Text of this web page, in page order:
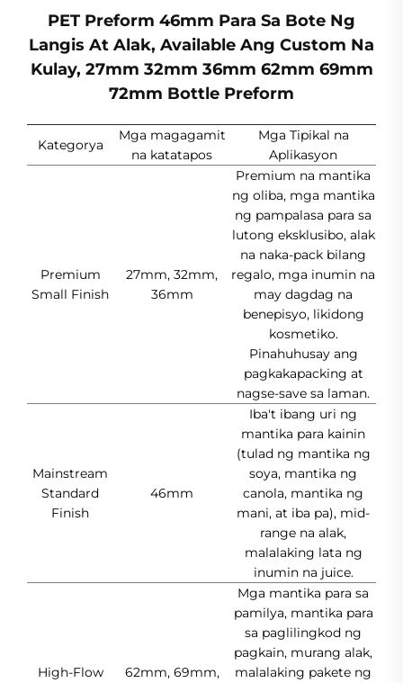
PET Preform 46mm Para Sa Bote Ng
Langis At Alak, Available Ang Custom Na
Kulay, 27mm 32mm 36mm 62mm 69mm
72mm Bottle Preform
Kategorya
Mga magagamit
na katatapos
Mga Tipikal na
Aplikasyon
Premium
Small Finish
27mm, 32mm,
36mm
Premium na mantika
ng oliba, mga mantika
ng pampalasa para sa
lutong eksklusibo, alak
na naka-pack bilang
regalo, mga inumin na
may dagdag na
benepisyo, likidong
kosmetiko.
Pinahuhusay ang
pagkakapacking at
nagse-save sa laman.
Mainstream
Standard
Finish
46mm
Iba't ibang uri ng
mantika para kainin
(tulad ng mantika ng
soya, mantika ng
canola, mantika ng
mani, at iba pa), mid-
range na alak,
malalaking lata ng
inumin na juice.
High-Flow
62mm, 69mm,
Mga mantika para sa
pamilya, mantika para
sa paglilingkod ng
pagkain, murang alak,
malalaking pakete ng